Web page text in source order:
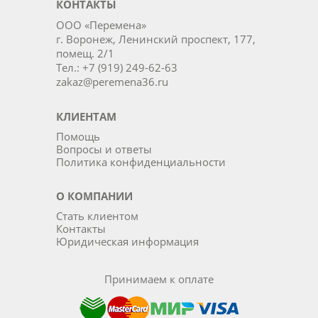
КОНТАКТЫ
ООО «Перемена»
г. Воронеж, Ленинский проспект, 177,
помещ. 2/1
Тел.: +7 (919) 249-62-63
zakaz@peremena36.ru
КЛИЕНТАМ
Помощь
Вопросы и ответы
Политика конфиденциальности
О КОМПАНИИ
Стать клиентом
Контакты
Юридическая информация
Принимаем к оплате